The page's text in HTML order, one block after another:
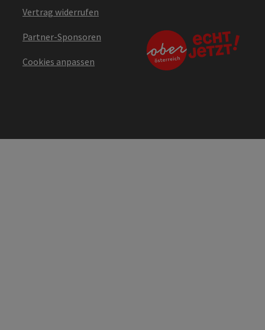
Vertrag widerrufen
Partner-Sponsoren
Cookies anpassen